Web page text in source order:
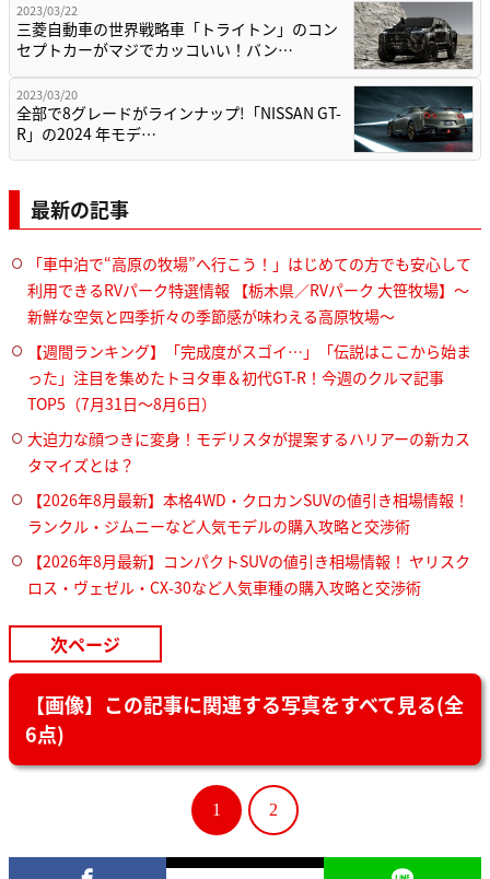
2023/03/22
三菱自動車の世界戦略車「トライトン」のコン
セプトカーがマジでカッコいい！バン…
2023/03/20
全部で8グレードがラインナップ!「NISSAN GT-
R」の2024 年モデ…
最新の記事
「車中泊で“高原の牧場”へ行こう！」はじめての方でも安心して
利用できるRVパーク特選情報 【栃木県／RVパーク 大笹牧場】～
新鮮な空気と四季折々の季節感が味わえる高原牧場～
【週間ランキング】「完成度がスゴイ…」「伝説はここから始ま
った」注目を集めたトヨタ車＆初代GT-R！今週のクルマ記事
TOP5（7月31日〜8月6日）
大迫力な顔つきに変身！モデリスタが提案するハリアーの新カス
タマイズとは？
【2026年8月最新】本格4WD・クロカンSUVの値引き相場情報！
ランクル・ジムニーなど人気モデルの購入攻略と交渉術
【2026年8月最新】コンパクトSUVの値引き相場情報！ ヤリスク
ロス・ヴェゼル・CX-30など人気車種の購入攻略と交渉術
次ページ
【画像】この記事に関連する写真をすべて見る(全
6点)
1 2